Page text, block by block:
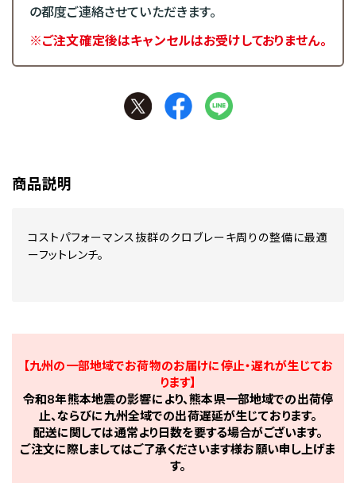
の都度ご連絡させていただきます。
※ご注文確定後はキャンセルはお受けしておりません。
商品説明
コストパフォーマンス抜群のクロブレーキ周りの整備に最適
ーフットレンチ。
【九州の一部地域でお荷物のお届けに停止・遅れが生じてお
ります】
令和8年熊本地震の影響により、熊本県一部地域での出荷停
止、ならびに九州全域での出荷遅延が生じております。
配送に関しては通常より日数を要する場合がございます。
ご注文に際しましてはご了承くださいます様お願い申し上げま
す。